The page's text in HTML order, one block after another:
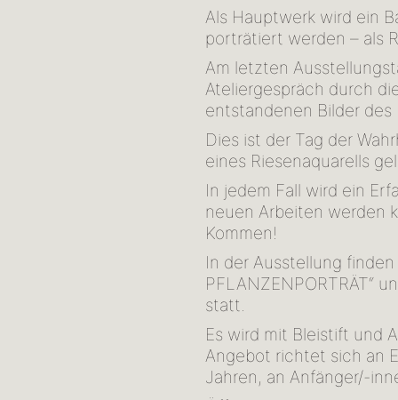
Als Hauptwerk wird ein
porträtiert werden – als
Am letzten
Ateliergespräch durch
entstandenen Bilder des
Dies ist der Tag der
eines Riesenaquarells
In jedem Fall wird ein
neuen Arbeiten werden
Kommen!
In der Ausstellung
PFLANZENPORTRÄT“
statt.
Es wird mit Bleistift und
Angebot richtet sich an
Jahren, an Anfänger/-